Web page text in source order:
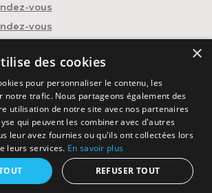
vous
vous
vous
vous
shop.ch
+41 79 202 20
×
des cookies
pour personnaliser le contenu, les
notre trafic. Nous partageons également des
utilisation de notre site avec nos partenaires
qui peuvent les combiner avec d'autres
leur avez fournies ou qu'ils ont collectées lors
leurs services. En savoir plus
REFUSER TOUT